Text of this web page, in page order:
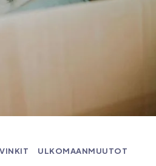
ULKOMAANMUUTOT